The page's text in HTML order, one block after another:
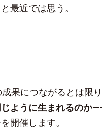
最近では思う。
果につながるとは限り
ように生まれるのか
開催します。